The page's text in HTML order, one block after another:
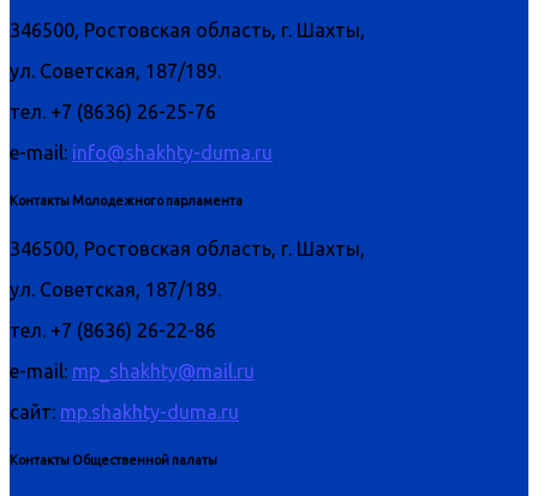
346500, Ростовская область, г. Шахты,
ул. Советская, 187/189.
тел. +7 (8636) 26-25-76
e-mail: info@shakhty-duma.ru
Контакты Молодежного парламента
346500, Ростовская область, г. Шахты,
ул. Советская, 187/189.
тел. +7 (8636) 26-22-86
e-mail: mp_shakhty@mail.ru
сайт: mp.shakhty-duma.ru
Контакты Общественной палаты